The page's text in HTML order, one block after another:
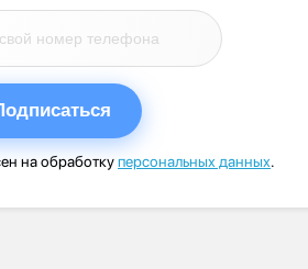
на обработкуперсональных данных.